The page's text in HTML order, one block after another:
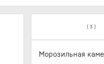
( 3 )
Морозильная